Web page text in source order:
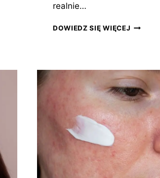
realnie…
DOWIEDZ SIĘ WIĘCEJ DIETA